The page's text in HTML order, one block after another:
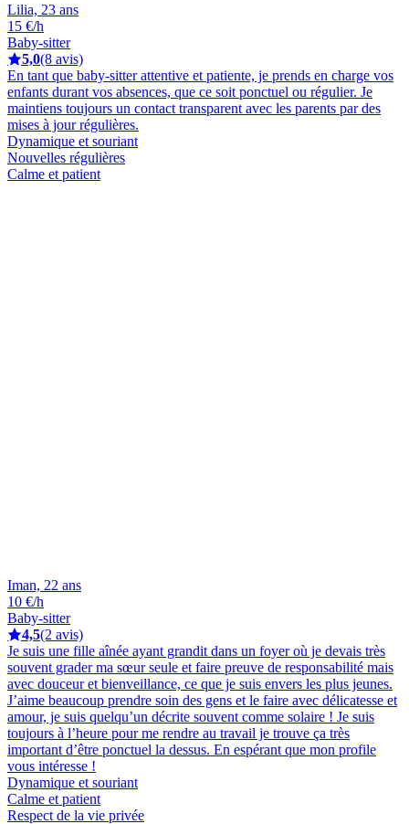
Lilia, 23 ans
15 €/h
Baby-sitter
5,0(8 avis)
En tant que baby-sitter attentive et patiente, je prends en charge vos
enfants durant vos absences, que ce soit ponctuel ou régulier. Je
maintiens toujours un contact transparent avec les parents par des
mises à jour régulières.
Dynamique et souriant
Nouvelles régulières
Calme et patient
Iman, 22 ans
10 €/h
Baby-sitter
4,5(2 avis)
Je suis une fille aînée ayant grandit dans un foyer où je devais très
souvent grader ma sœur seule et faire preuve de responsabilité mais
avec douceur et bienveillance, ce que je suis envers les plus jeunes.
J’aime beaucoup prendre soin des gens et le faire avec délicatesse et
amour, je suis quelqu’un décrite souvent comme solaire ! Je suis
toujours à l’heure pour me rendre au travail je trouve ça très
important d’être ponctuel la dessus. En espérant que mon profile
vous intéresse !
Dynamique et souriant
Calme et patient
Respect de la vie privée